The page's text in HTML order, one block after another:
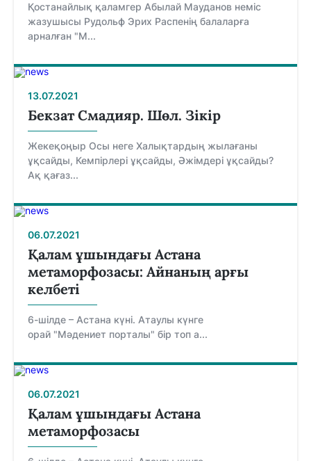
Қостанайлық қаламгер Абылай Мауданов неміс
жазушысы Рудольф Эрих Распенің балаларға
арналған "М...
13.07.2021
Бекзат Смадияр. Шөл. Зікір
Жекеқоңыр Осы неге Халықтардың жылағаны
ұқсайды, Кемпірлері ұқсайды, Әжімдері ұқсайды?
Ақ қағаз...
06.07.2021
Қалам ұшындағы Астана
метаморфозасы: Айнаның арғы
келбеті
6-шілде – Астана күні. Атаулы күнге
орай "Мәдениет порталы" бір топ а...
06.07.2021
Қалам ұшындағы Астана
метаморфозасы